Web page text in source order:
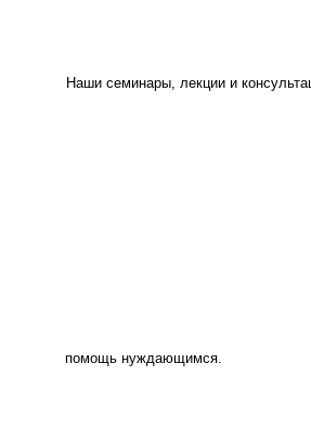
Наши семинары, лекции и
помощь нуждающимся.